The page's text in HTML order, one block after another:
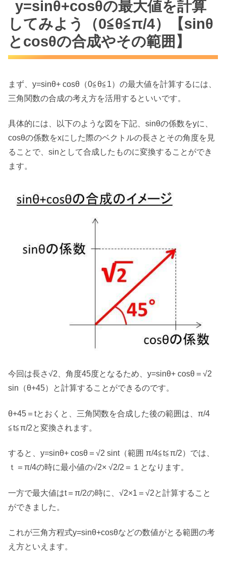
y=sinθ+cosθの最大値を計算
してみよう（0≦θ≦π/4）【sinθ
とcosθの合成やその範囲】
まず、y=sinθ+ cosθ（0≦θ≦1）の最大値を計算するには、
三角関数の合成の考え方を活用するといいです。
具体的には、以下のような図を下記、sinθの係数をyに、
cosθの係数をxにした際のベクトルの長さとその角度を見
ることで、sinとして合成したものに変換することができ
ます。
今回は長さ√2、角度45度となるため、y=sinθ+ cosθ＝√2
sin（θ+45）と計算することができるのです。
θ+45＝tとおくと、三角関数を合成した後の範囲は、π/4
≦t≦π/2と変換されます。
すると、y=sinθ+ cosθ＝√2 sint（範囲 π/4≦t≦π/2）では、
ｔ＝π/4の時に最小値の√2× √2/2＝１となります。
一方で最大値はt＝π/2の時に、√2×1＝√2と計算すること
ができました。
これが三角方程式y=sinθ+cosθなどの数値がとる範囲の考
え方といえます。